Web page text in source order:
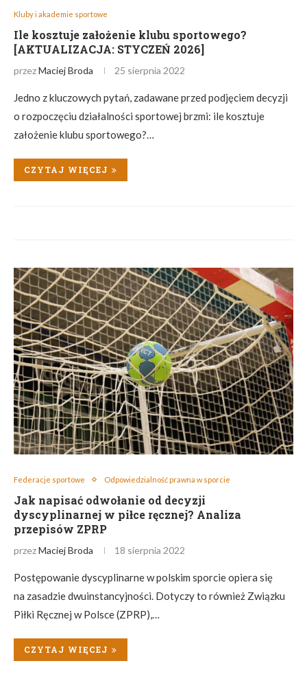
Kluby i akademie sportowe
Ile kosztuje założenie klubu sportowego?
[AKTUALIZACJA: STYCZEŃ 2026]
przezMaciej Broda 25 sierpnia 2022
Jedno z kluczowych pytań, zadawane przed podjęciem decyzji
o rozpoczęciu działalności sportowej brzmi: ile kosztuje
założenie klubu sportowego?…
CZYTAJ WIĘCEJ
Federacje sportowe Odpowiedzialność prawna w sporcie
Jak napisać odwołanie od decyzji
dyscyplinarnej w piłce ręcznej? Analiza
przepisów ZPRP
przezMaciej Broda 18 sierpnia 2022
Postępowanie dyscyplinarne w polskim sporcie opiera się
na zasadzie dwuinstancyjności. Dotyczy to również Związku
Piłki Ręcznej w Polsce (ZPRP),…
CZYTAJ WIĘCEJ